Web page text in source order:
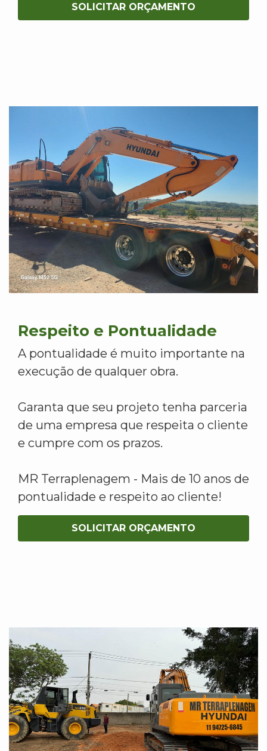
SOLICITAR ORÇAMENTO
Respeito e Pontualidade
A pontualidade é muito importante na
execução de qualquer obra.
Garanta que seu projeto tenha parceria
de uma empresa que respeita o cliente
e cumpre com os prazos.
MR Terraplenagem - Mais de 10 anos de
pontualidade e respeito ao cliente!
SOLICITAR ORÇAMENTO